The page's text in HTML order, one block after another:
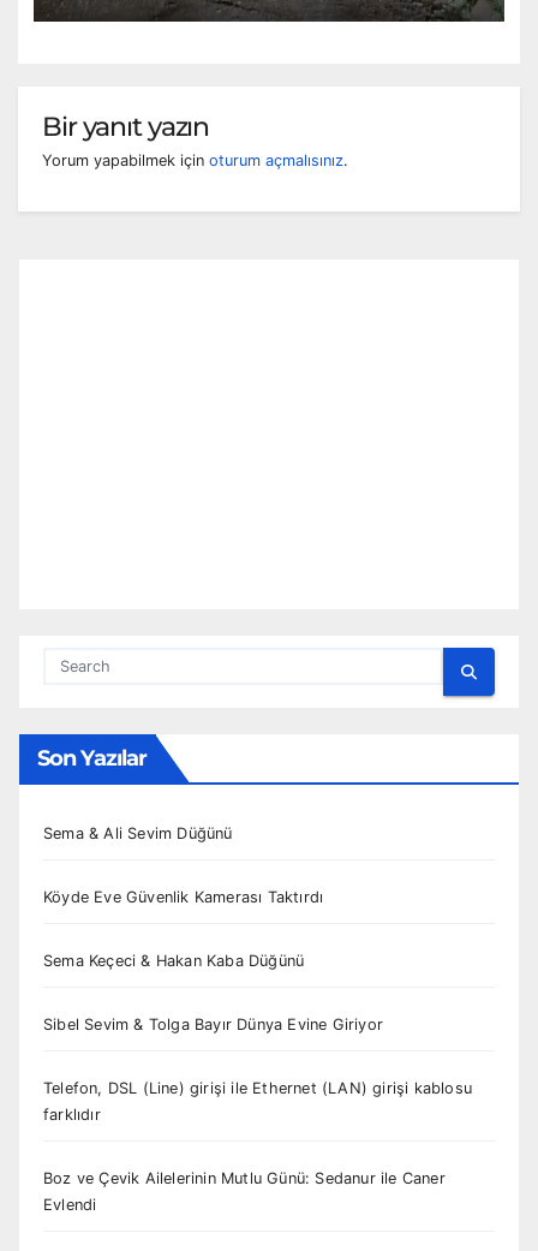
Bir yanıt yazın
Yorum yapabilmek için oturum açmalısınız.
Son Yazılar
Sema & Ali Sevim Düğünü
Köyde Eve Güvenlik Kamerası Taktırdı
Sema Keçeci & Hakan Kaba Düğünü
Sibel Sevim & Tolga Bayır Dünya Evine Giriyor
Telefon, DSL (Line) girişi ile Ethernet (LAN) girişi kablosu
farklıdır
Boz ve Çevik Ailelerinin Mutlu Günü: Sedanur ile Caner
Evlendi